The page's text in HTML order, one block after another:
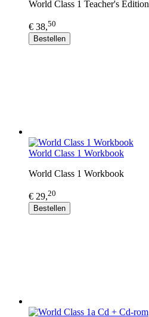
World Class 1 Teacher's Edition
€ 38,50
Bestellen
World Class 1 Workbook
World Class 1 Workbook
€ 29,20
Bestellen